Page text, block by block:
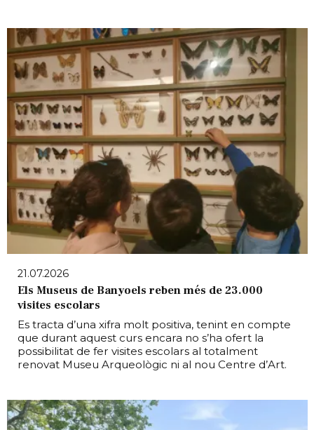
21.07.2026
Els Museus de Banyoels reben més de 23.000
visites escolars
Es tracta d’una xifra molt positiva, tenint en compte
que durant aquest curs encara no s’ha ofert la
possibilitat de fer visites escolars al totalment
renovat Museu Arqueològic ni al nou Centre d’Art.